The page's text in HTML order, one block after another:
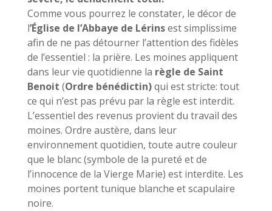
Comme vous pourrez le constater, le décor de
l’Église de l’Abbaye de Lérinsest simplissime
afin de ne pas détourner l’attention des fidèles
de l’essentiel : la prière. Les moines appliquent
dans leur vie quotidienne la règle de Saint
Benoit (Ordre bénédictin)qui est stricte: tout
ce qui n’est pas prévu par la règle est interdit.
L’essentiel des revenus provient du travail des
moines. Ordre austère, dans leur
environnement quotidien, toute autre couleur
que le blanc (symbole de la pureté et de
l’innocence de la Vierge Marie) est interdite. Les
moines portent tunique blanche et scapulaire
noire.